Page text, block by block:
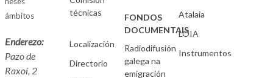
ámbitos
Enderezo:
Pazo de
Raxoi, 2
técnicas
Localización
Directorio
FONDOS
DOCUMENTAIS
Radiodifusión
galega na
emigración
Atalaia
LOIA
Instrumentos